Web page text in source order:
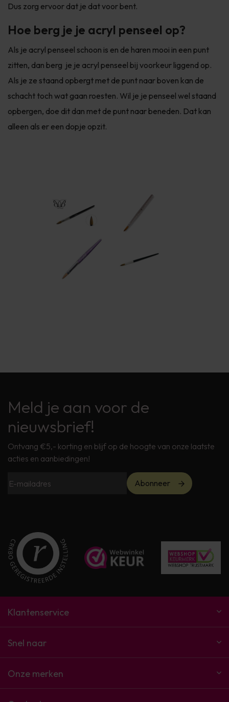
Dus zorg ervoor dat je dat voor bent.
Hoe berg je je acryl penseel op?
Als je acryl penseel schoon is en de haren mooi in een punt
zitten, dan berg je je acryl penseel bij voorkeur liggend op.
Als je ze staand opbergt met de punt naar boven kan de
schacht toch wat gaan roesten. Wil je je penseel wel staand
opbergen, doe dit dan met de punt naar beneden. Dat kan
alleen als er een dopje opzit.
Meld je aan voor de
nieuwsbrief!
Ontvang €5,- korting en blijf op de hoogte van onze laatste
acties en aanbiedingen!
Abonneer
Klantenservice
Snel naar
Onze merken